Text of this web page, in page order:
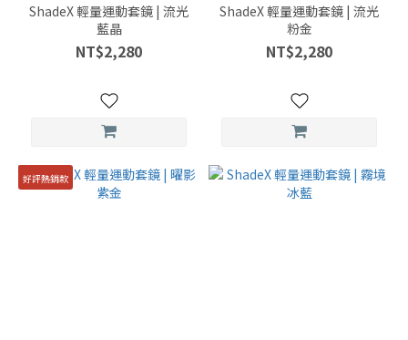
ShadeX 輕量運動套鏡 | 流光
藍晶
NT$2,280
ShadeX 輕量運動套鏡 | 流光
粉金
NT$2,280
好評熱銷款